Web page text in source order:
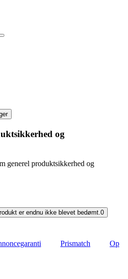
og
generel produktsikkerhed og
er endnu ikke blevet bedømt. 0
Prismatch
Op